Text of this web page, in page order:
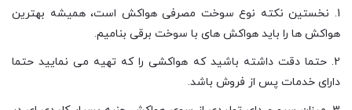
1. نخستین نکته نوع سوخت مصرفی هواکش است، همیشه بهترین
هواکش ها را باید هواکش های با سوخت برقی بنامیم.
2. حتما دقت داشته باشید که هواکشی را که تهیه می نمایید حتما
دارای خدمات پس از فروش باشد.